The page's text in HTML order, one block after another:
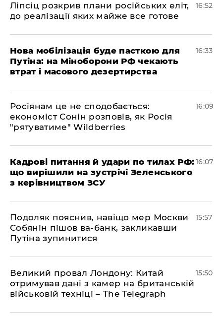
​Ліпсіц розкрив плани російських еліт,
до реалізації яких майже все готове
16:52
Нова мобілізація буде пасткою для
Путіна: на Міноборони РФ чекають
втрат і масового дезертирства
16:33
Росіянам це не сподобається:
економіст Сонін розповів, як Росія
"рятуватиме" Wildberries
16:09
Кадрові питання й удари по тилах РФ:
що вирішили на зустрічі Зеленського
з керівництвом ЗСУ
16:07
Подоляк пояснив, навіщо мер Москви
Собянін пішов ва-банк, закликавши
Путіна зупинитися
15:57
Великий провал Лондону: Китай
отримував дані з камер на британській
військовій техніці – The Telegraph
15:50